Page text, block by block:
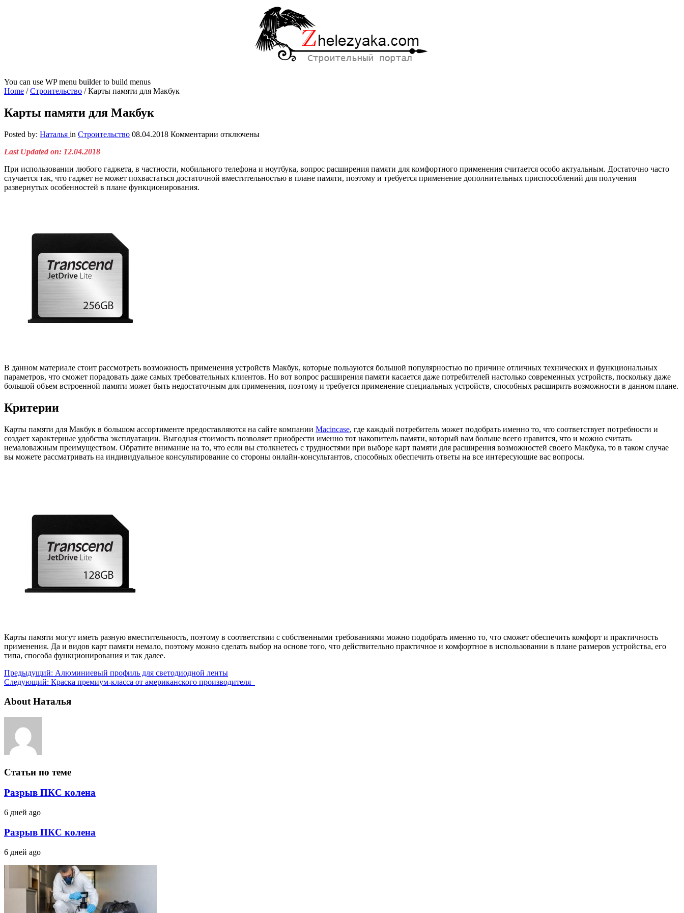
You can use WP menu builder to build menus
Home /Строительство /Карты памяти для Макбук
Карты памяти для Макбук
Posted by: Наталья in Строительство 08.04.2018 Комментарии к
для
Макбук
отключены
Last Updated on: 12.04.2018
При использовании любого гаджета, в частности, мобильного телефона и ноутбука, вопрос расширения памяти для комфортного применения считается особо актуальным. Достаточно часто
случается так, что гаджет не может похвастаться достаточной вместительностью в плане памяти, поэтому и требуется применение дополнительных приспособлений для получения
развернутых особенностей в плане функционирования.
В данном материале стоит рассмотреть возможность применения устройств Макбук, которые пользуются большой популярностью по причине отличных технических и функциональных
параметров, что сможет порадовать даже самых требовательных клиентов. Но вот вопрос расширения памяти касается даже потребителей настолько современных устройств, поскольку даже
большой объем встроенной памяти может быть недостаточным для применения, поэтому и требуется применение специальных устройств, способных расширить возможности в данном плане.
Критерии
Карты памяти для Макбук в большом ассортименте предоставляются на сайте компании Macincase, где каждый потребитель может подобрать именно то, что соответствует потребности и
создает характерные удобства эксплуатации. Выгодная стоимость позволяет приобрести именно тот накопитель памяти, который вам больше всего нравится, что и можно считать
немаловажным преимуществом. Обратите внимание на то, что если вы столкнетесь с трудностями при выборе карт памяти для расширения возможностей своего Макбука, то в таком случае
вы можете рассматривать на индивидуальное консультирование со стороны онлайн-консультантов, способных обеспечить ответы на все интересующие вас вопросы.
Карты памяти могут иметь разную вместительность, поэтому в соответствии с собственными требованиями можно подобрать именно то, что сможет обеспечить комфорт и практичность
применения. Да и видов карт памяти немало, поэтому можно сделать выбор на основе того, что действительно практичное и комфортное в использовании в плане размеров устройства, его
типа, способа функционирования и так далее.
Предыдущий: Алюминиевый профиль для светодиодной ленты
Следующий: Краска премиум-класса от американского производителя
About Наталья
Статьи по теме
Разрыв ПКС колена
6 дней ago
Разрыв ПКС колена
6 дней ago